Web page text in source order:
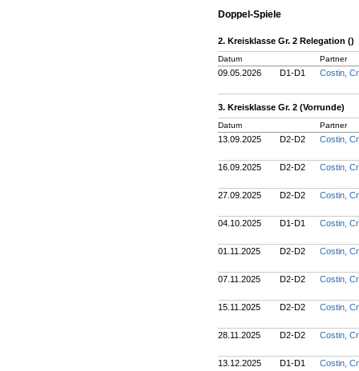
Doppel-Spiele
2. Kreisklasse Gr. 2 Relegation ()
Datum Partner
09.05.2026 D1-D1 Costin,
3. Kreisklasse Gr. 2 (Vorrunde)
Datum Partner
13.09.2025 D2-D2 Costin,
16.09.2025 D2-D2 Costin,
27.09.2025 D2-D2 Costin,
04.10.2025 D1-D1 Costin,
01.11.2025 D2-D2 Costin,
07.11.2025 D2-D2 Costin,
15.11.2025 D2-D2 Costin,
28.11.2025 D2-D2 Costin,
13.12.2025 D1-D1 Costin,